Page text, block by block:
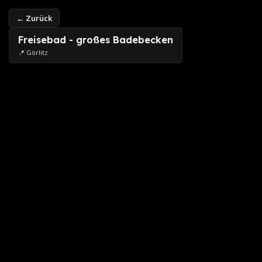
← Zurück
Freisebad - großes Badebecken
📍 Görlitz